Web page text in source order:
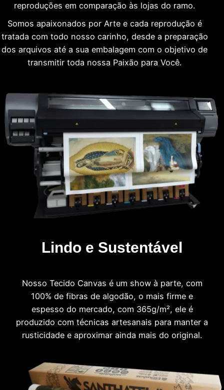
reproduções em comparação às lojas do ramo.
Somos apaixonados por Arte e cada reprodução é
tratada com todo nosso carinho, desde a preparação
dos arquivos até a sua embalagem com o objetivo de
transmitir toda nossa Paixão para Você.
Lindo e Sustentável
Nosso Tecido Canvas é um show à parte, com
100% de fibras de algodão, o mais firme e
espesso do mercado, com 365g/m², ele é
produzido com técnicas artesanais para manter a
rusticidade e aproximar ainda mais do original.